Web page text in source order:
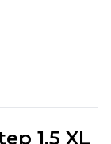
1.5 XL